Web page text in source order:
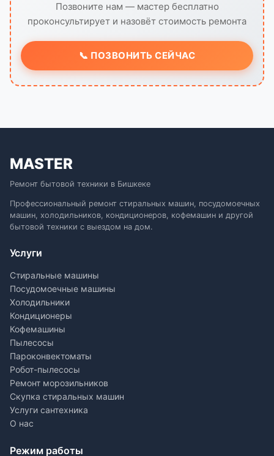
Позвоните нам — мастер бесплатно
проконсультирует и назовёт стоимость ремонта
📞 ПОЗВОНИТЬ СЕЙЧАС
MASTER
Ремонт бытовой техники в Бишкеке
Профессиональный ремонт стиральных машин, посудомоечных
машин, холодильников, кондиционеров, кофемашин и другой
бытовой техники с выездом на дом.
Услуги
Стиральные машины
Посудомоечные машины
Холодильники
Кондиционеры
Кофемашины
Пылесосы
Пароконвектоматы
Робот-пылесосы
Ремонт морозильников
Скупка стиральных машин
Услуги сантехника
О нас
Режим работы